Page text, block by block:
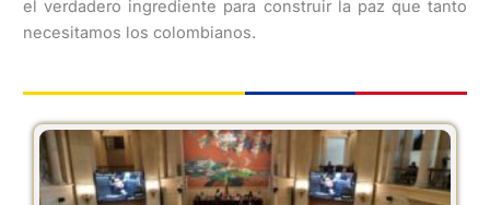
el verdadero ingrediente para construir la paz que tanto
necesitamos los colombianos.